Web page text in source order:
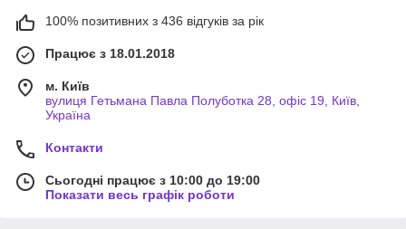
100% позитивних з 436 відгуків за рік
Працює з 18.01.2018
м. Київ
вулиця Гетьмана Павла Полуботка 28, офіс 19, Київ,
Україна
Контакти
Сьогодні працює з 10:00 до 19:00
Показати весь графік роботи